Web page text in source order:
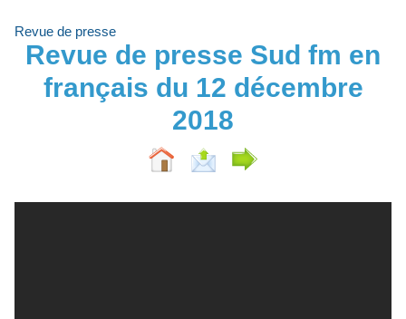
Revue de presse
Revue de presse Sud fm en
français du 12 décembre
2018